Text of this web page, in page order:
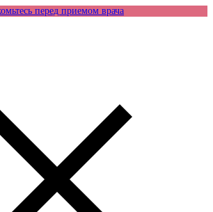
перед приемом врача